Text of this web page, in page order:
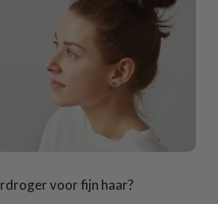
voor fijn haar?